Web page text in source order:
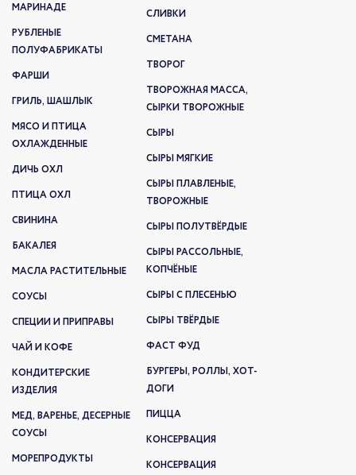
МАРИНАДЕ
РУБЛЕНЫЕ
ПОЛУФАБРИКАТЫ
ФАРШИ
ГРИЛЬ, ШАШЛЫК
МЯСО И ПТИЦА
ОХЛАЖДЕННЫЕ
ДИЧЬ ОХЛ
ПТИЦА ОХЛ
СВИНИНА
БАКАЛЕЯ
МАСЛА РАСТИТЕЛЬНЫЕ
СОУСЫ
СПЕЦИИ И ПРИПРАВЫ
ЧАЙ И КОФЕ
КОНДИТЕРСКИЕ
ИЗДЕЛИЯ
МЕД, ВАРЕНЬЕ, ДЕСЕРНЫЕ
СОУСЫ
МОРЕПРОДУКТЫ
СЛИВКИ
СМЕТАНА
ТВОРОГ
ТВОРОЖНАЯ МАССА,
СЫРКИ ТВОРОЖНЫЕ
СЫРЫ
СЫРЫ МЯГКИЕ
СЫРЫ ПЛАВЛЕНЫЕ,
ТВОРОЖНЫЕ
СЫРЫ ПОЛУТВЁРДЫЕ
СЫРЫ РАССОЛЬНЫЕ,
КОПЧЁНЫЕ
СЫРЫ С ПЛЕСЕНЬЮ
СЫРЫ ТВЁРДЫЕ
ФАСТ ФУД
БУРГЕРЫ, РОЛЛЫ, ХОТ-
ДОГИ
ПИЦЦА
КОНСЕРВАЦИЯ
КОНСЕРВАЦИЯ